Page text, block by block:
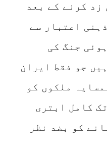
کرنے کے بعد
اعتبار سے
جنگ کی
جو فقط ایران
ملکوں کو
کامل ابتری
کو بضد نظر